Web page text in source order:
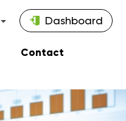
Contact
Dashboard